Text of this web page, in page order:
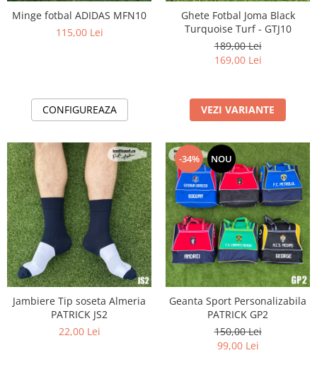
Minge fotbal ADIDAS MFN10
115,00 Lei
CONFIGUREAZA
Ghete Fotbal Joma Black
Turquoise Turf - GTJ10
189,00 Lei
169,00 Lei
VEZI VARIANTE
Jambiere Tip soseta Almeria
PATRICK JS2
22,00 Lei
-34% NOU
Geanta Sport Personalizabila
PATRICK GP2
150,00 Lei
99,00 Lei